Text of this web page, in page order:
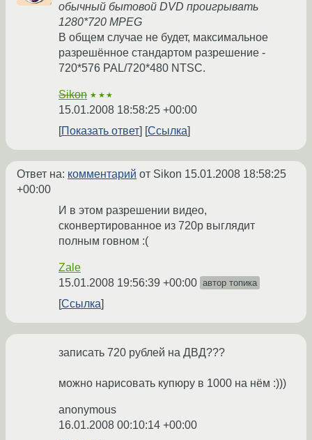
обычный бытовой DVD проигрывать
1280*720 MPEG
В общем случае не будет, максимальное
разрешённое стандартом разрешение -
720*576 PAL/720*480 NTSC.
Sikon ★★★
15.01.2008 18:58:25 +00:00
Показать ответ
Ссылка
Ответ на: комментарий от Sikon 15.01.2008 18:58:25
+00:00
И в этом разрешении видео,
сконвертированное из 720p выглядит
полным говном :(
Zale
15.01.2008 19:56:39 +00:00 автор топика
Ссылка
записать 720 рублей на ДВД???
можно нарисовать купюру в 1000 на нём :)))
anonymous
16.01.2008 00:10:14 +00:00